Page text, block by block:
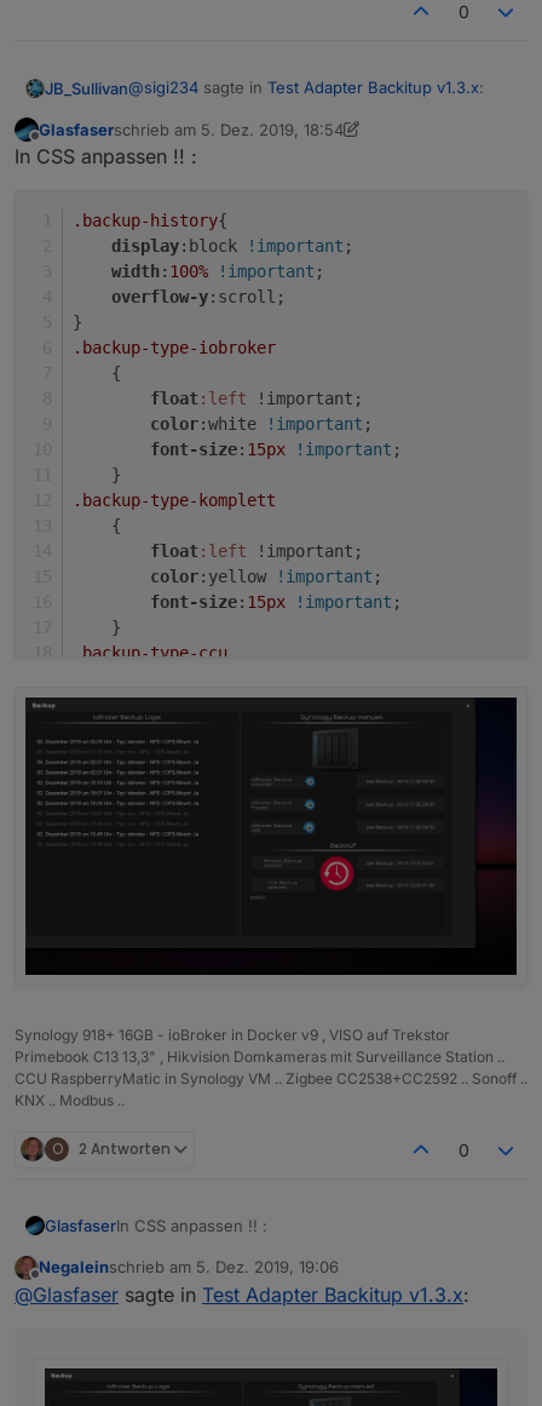
0
JB_Sullivan@sigi234 sagte in Test Adapter Backitup v1.3.x:
@simatec
Formatierung von backitup.0.history.html
anders aus, hast du was umgestellt?
Muss ich was umstellen?
backup found by start?
Offline
Glasfaserschrieb am 5. Dez. 2019, 18:54
zuletzt editiert von Glasfaser12. Mai 2019, 19:58
In CSS anpassen !! :
.backup-history{
display:block !important ;
width: 100% !important ;
overflow-y:scroll;
}
.backup-type-iobroker
    {
float:left !important;
color:white !important ;
font-size: 15px !important ;
    }
.backup-type-komplett
    {
float:left !important;
color:yellow !important ;
font-size: 15px !important ;
    }
.backup-type-ccu
float:left !important;
color
!important;
font-size
    }
Synology 918+ 16GB - ioBroker in Docker v9 , VISO auf Trekstor
Primebook C13 13,3" , Hikvision Domkameras mit Surveillance Station ..
CCU RaspberryMatic in Synology VM .. Zigbee CC2538+CC2592 .. Sonoff ..
KNX .. Modbus ..
O 2 Antworten 0
Glasfaser In CSS anpassen !! :
.backup-history{
    display:block !important;
}
.backup-type-iobroker
Offline
Negaleinschrieb am 5. Dez. 2019, 19:06
zuletzt editiert von
@Glasfaser sagte in Test Adapter Backitup v1.3.x: